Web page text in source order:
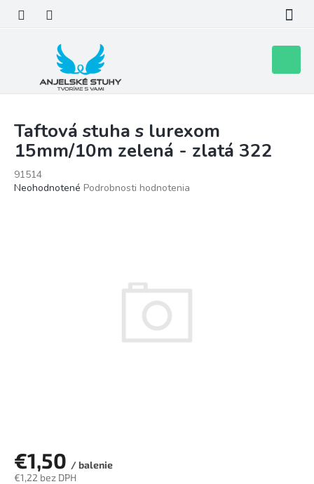
obsah
košík
Taftová stuha s lurexom
15mm/10m zelená - zlatá 322
91514
Priemerné
Neohodnotené Podrobnosti hodnotenia
€1,50 / balenie
€1,22 bez DPH